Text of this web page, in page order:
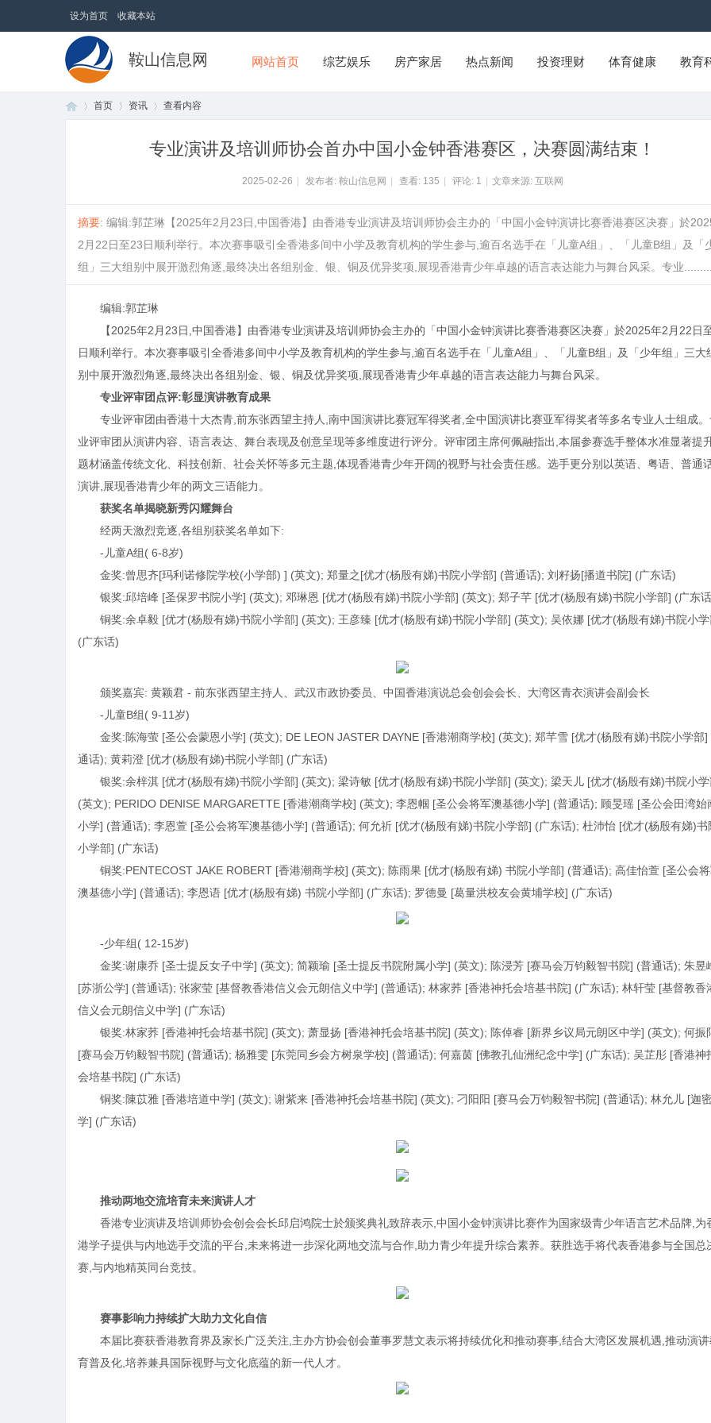
设为首页 收藏本站
鞍山信息网 网站首页 综艺娱乐 房产家居 热点新闻 投资理财 体育健康 教育
首页 资讯 查看内容
专业演讲及培训师协会首办中国小金钟香港赛区，决赛圆满结束！
2025-02-26 发布者: 鞍山信息网 查看: 135 评论: 1 文章来源: 互联网
摘要: 编辑:郭芷琳【2025年2月23日,中国香港】由香港专业演讲及培训师协会主办的「中国小金钟演讲比赛香港赛区决赛」於
2月22日至23日顺利举行。本次赛事吸引全香港多间中小学及教育机构的学生参与,逾百名选手在「儿童A组」、「儿童B组」及「
组」三大组别中展开激烈角逐,最终决出各组别金、银、铜及优异奖项,展现香港青少年卓越的语言表达能力与舞台风采。专业.........
编辑:郭芷琳
【2025年2月23日,中国香港】由香港专业演讲及培训师协会主办的「中国小金钟演讲比赛香港赛区决赛」於2025年2月22日
日顺利举行。本次赛事吸引全香港多间中小学及教育机构的学生参与,逾百名选手在「儿童A组」、「儿童B组」及「少年组」三大
别中展开激烈角逐,最终决出各组别金、银、铜及优异奖项,展现香港青少年卓越的语言表达能力与舞台风采。
专业评审团点评:彰显演讲教育成果
专业评审团由香港十大杰青,前东张西望主持人,南中国演讲比赛冠军得奖者,全中国演讲比赛亚军得奖者等多名专业人士组成
业评审团从演讲内容、语言表达、舞台表现及创意呈现等多维度进行评分。评审团主席何佩融指出,本届参赛选手整体水准显著提
题材涵盖传统文化、科技创新、社会关怀等多元主题,体现香港青少年开阔的视野与社会责任感。选手更分别以英语、粤语、普通
演讲,展现香港青少年的两文三语能力。
获奖名单揭晓新秀闪耀舞台
经两天激烈竞逐,各组别获奖名单如下:
-儿童A组( 6-8岁)
金奖:曾思齐[玛利诺修院学校(小学部) ] (英文); 郑量之[优才(杨殷有娣)书院小学部] (普通话); 刘籽扬[播道书院] (广东话)
银奖:邱培峰 [圣保罗书院小学] (英文); 邓琳恩 [优才(杨殷有娣)书院小学部] (英文); 郑子芊 [优才(杨殷有娣)书院小学部] (广东
铜奖:余卓毅 [优才(杨殷有娣)书院小学部] (英文); 王彦臻 [优才(杨殷有娣)书院小学部] (英文); 吴依娜 [优才(杨殷有娣)书院小学
(广东话)
颁奖嘉宾: 黄颖君 - 前东张西望主持人、武汉市政协委员、中国香港演说总会创会会长、大湾区青衣演讲会副会长
-儿童B组( 9-11岁)
金奖:陈海萤 [圣公会蒙恩小学] (英文); DE LEON JASTER DAYNE [香港潮商学校] (英文); 郑芊雪 [优才(杨殷有娣)书院小学部]
通话); 黄莉澄 [优才(杨殷有娣)书院小学部] (广东话)
银奖:余梓淇 [优才(杨殷有娣)书院小学部] (英文); 梁诗敏 [优才(杨殷有娣)书院小学部] (英文); 梁天儿 [优才(杨殷有娣)书院小学
(英文); PERIDO DENISE MARGARETTE [香港潮商学校] (英文); 李恩帼 [圣公会将军澳基德小学] (普通话); 顾旻瑶 [圣公会田湾始
小学] (普通话); 李恩萱 [圣公会将军澳基德小学] (普通话); 何允祈 [优才(杨殷有娣)书院小学部] (广东话); 杜沛怡 [优才(杨殷有娣)书
小学部] (广东话)
铜奖:PENTECOST JAKE ROBERT [香港潮商学校] (英文); 陈雨果 [优才(杨殷有娣) 书院小学部] (普通话); 高佳怡萱 [圣公会
澳基德小学] (普通话); 李恩语 [优才(杨殷有娣) 书院小学部] (广东话); 罗德曼 [葛量洪校友会黄埔学校] (广东话)
-少年组( 12-15岁)
金奖:谢康乔 [圣士提反女子中学] (英文); 简颖瑜 [圣士提反书院附属小学] (英文); 陈浸芳 [赛马会万钧毅智书院] (普通话); 朱昱
[苏浙公学] (普通话); 张家莹 [基督教香港信义会元朗信义中学] (普通话); 林家荞 [香港神托会培基书院] (广东话); 林轩莹 [基督教香
信义会元朗信义中学] (广东话)
银奖:林家荞 [香港神托会培基书院] (英文); 萧显扬 [香港神托会培基书院] (英文); 陈倬睿 [新界乡议局元朗区中学] (英文); 何振
[赛马会万钧毅智书院] (普通话); 杨雅雯 [东莞同乡会方树泉学校] (普通话); 何嘉茵 [佛教孔仙洲纪念中学] (广东话); 吴芷彤 [香港神
会培基书院] (广东话)
铜奖:陳苡雅 [香港培道中学] (英文); 谢紫来 [香港神托会培基书院] (英文); 刁阳阳 [赛马会万钧毅智书院] (普通话); 林允儿 [迦
学] (广东话)
推动两地交流培育未来演讲人才
香港专业演讲及培训师协会创会会长邱启鸿院士於颁奖典礼致辞表示,中国小金钟演讲比赛作为国家级青少年语言艺术品牌,为
港学子提供与内地选手交流的平台,未来将进一步深化两地交流与合作,助力青少年提升综合素养。获胜选手将代表香港参与全国总
赛,与内地精英同台竞技。
赛事影响力持续扩大助力文化自信
本届比赛获香港教育界及家长广泛关注,主办方协会创会董事罗慧文表示将持续优化和推动赛事,结合大湾区发展机遇,推动演讲
育普及化,培养兼具国际视野与文化底蕴的新一代人才。